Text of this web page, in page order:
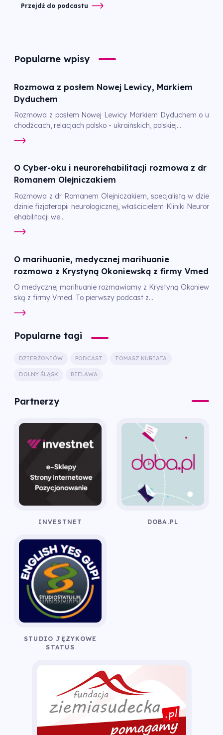
Przejdź do podcastu
Popularne wpisy
Rozmowa z posłem Nowej Lewicy, Markiem
Dyduchem
Rozmowa z posłem Nowej Lewicy Markiem Dyduchem o u
chodźcach, relacjach polsko - ukraińskich, polskiej...
O Cyber-oku i neurorehabilitacji rozmowa z dr
Romanem Olejniczakiem
Rozmowa z dr Romanem Olejniczakiem, specjalistą w dzie
dzinie fizjoterapii neurologicznej, właścicielem Kliniki Neuror
ehabilitacji we...
O marihuanie, medycznej marihuanie
rozmowa z Krystyną Okoniewską z firmy Vmed
O medycznej marihuanie rozmawiamy z Krystyną Okoniew
ską z firmy Vmed. To pierwszy podcast z...
Popularne tagi
DZIERŻONIÓW PODCAST TOMASZ KURIATA
DOLNY ŚLĄSK BIELAWA
Partnerzy
INVESTNET DOBA.PL
STUDIO JĘZYKOWE
STATUS